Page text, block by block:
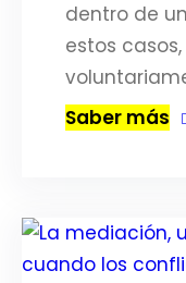
dentro de
estos
Saber más